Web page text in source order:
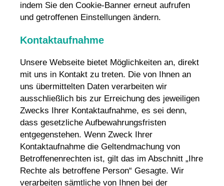
indem Sie den Cookie-Banner erneut aufrufen
und getroffenen Einstellungen ändern.
Kontaktaufnahme
Unsere Webseite bietet Möglichkeiten an, direkt
mit uns in Kontakt zu treten. Die von Ihnen an
uns übermittelten Daten verarbeiten wir
ausschließlich bis zur Erreichung des jeweiligen
Zwecks Ihrer Kontaktaufnahme, es sei denn,
dass gesetzliche Aufbewahrungsfristen
entgegenstehen. Wenn Zweck Ihrer
Kontaktaufnahme die Geltendmachung von
Betroffenenrechten ist, gilt das im Abschnitt „Ihre
Rechte als betroffene Person“ Gesagte. Wir
verarbeiten sämtliche von Ihnen bei der